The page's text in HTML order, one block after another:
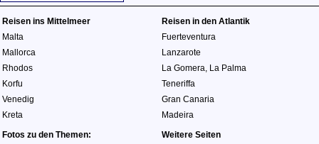
Reisen ins Mittelmeer
Malta
Mallorca
Rhodos
Korfu
Venedig
Kreta
Reisen in den Atlantik
Fuerteventura
Lanzarote
La Gomera, La Palma
Teneriffa
Gran Canaria
Madeira
Fotos zu den Themen:
Weitere Seiten